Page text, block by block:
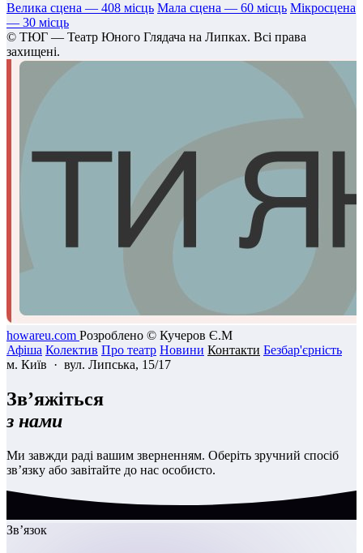
Велика сцена — 408 місць Мала сцена — 60 місць Мікросцена
— 30 місць
© ТЮГ — Театр Юного Глядача на Липках. Всі права
захищені.
howareu.com Розроблено © Кучеров Є.М
Афіша Колектив Про театр Новини Контакти Безбар'єрність
м. Київ · вул. Липська, 15/17
Зв’яжіться
з нами
Ми завжди раді вашим зверненням. Оберіть зручний спосіб
зв’язку або завітайте до нас особисто.
Зв’язок